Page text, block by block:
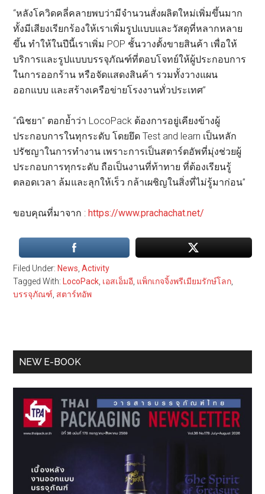
“หลังโควิดคลี่คลายพบว่ามีจำนวนสั่งผลิตใหม่เพิ่มขึ้นมาก
ทั้งมีเสียงเรียกร้องให้เราเพิ่มรูปแบบและวัสดุที่หลากหลาย
ขึ้น ทำให้ในปีนี้เราเพิ่ม POP ชั้นวางตั้งขายสินค้า เพื่อให้
บริการและรูปแบบบรรจุภัณฑ์ที่ตอบโจทย์ให้ผู้ประกอบการ
ในการออกร้าน หรือจัดแสดงสินค้า รวมทั้งวางแผน
ออกแบบ และสร้างเครือข่ายโรงงานทั่วประเทศ”
“ณิชยา” ตอกย้ำว่า LocoPack ต้องการอยู่เคียงข้างผู้
ประกอบการในทุกระดับ โดยยึด Test and learn เป็นหลัก
ปรัชญาในการทำงาน เพราะการเป็นสตาร์ตอัพที่มุ่งช่วยผู้
ประกอบการทุกระดับ ถือเป็นงานที่ท้าทาย ที่ต้องเรียนรู้
ตลอดเวลา ล้มและลุกให้เร็ว กล้าเผชิญในสิ่งที่ไม่รู้มาก่อน”
ขอบคุณที่มาจาก : https://www.prachachat.net/
Filed Under: News,Activity
Tagged With: LocoPack, เอสเอ็มอี, แพ็กเกจจิ้งพรีเมียมรักษ์โลก,
บรรจุภัณฑ์, สตาร์ทอัพ
Primary
NEW E-BOOK